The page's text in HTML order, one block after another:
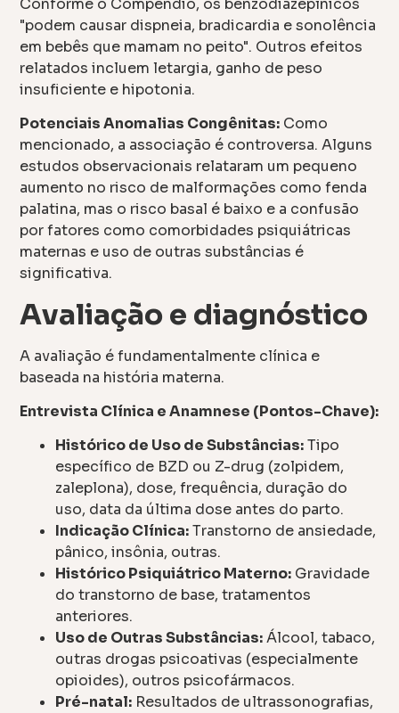
Conforme o Compêndio, os benzodiazepínicos
"podem causar dispneia, bradicardia e sonolência
em bebês que mamam no peito". Outros efeitos
relatados incluem letargia, ganho de peso
insuficiente e hipotonia.
Potenciais Anomalias Congênitas: Como
mencionado, a associação é controversa. Alguns
estudos observacionais relataram um pequeno
aumento no risco de malformações como fenda
palatina, mas o risco basal é baixo e a confusão
por fatores como comorbidades psiquiátricas
maternas e uso de outras substâncias é
significativa.
Avaliação e diagnóstico
A avaliação é fundamentalmente clínica e
baseada na história materna.
Entrevista Clínica e Anamnese (Pontos-Chave):
Histórico de Uso de Substâncias:Tipo
específico de BZD ou Z-drug (zolpidem,
zaleplona), dose, frequência, duração do
uso, data da última dose antes do parto.
Indicação Clínica:Transtorno de ansiedade,
pânico, insônia, outras.
Histórico Psiquiátrico Materno: Gravidade
do transtorno de base, tratamentos
anteriores.
Uso de Outras Substâncias:Álcool, tabaco,
outras drogas psicoativas (especialmente
opioides), outros psicofármacos.
Pré-natal: Resultados de ultrassonografias,